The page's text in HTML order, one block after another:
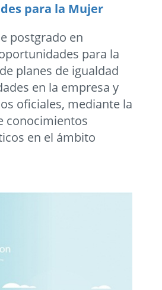
para la Mujer
postgrado en
para la
planes de igualdad
en la empresa y
oficiales, mediante la
conocimientos
en el ámbito